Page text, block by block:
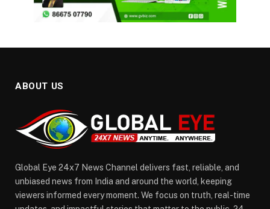
ABOUT US
Global Eye 24x7 News Channel delivers fast, reliable, and
unbiased news from India and around the world, keeping
viewers informed every moment. We focus on truth, real-time